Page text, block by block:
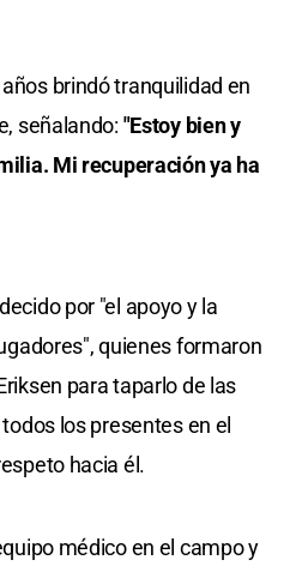
brindó tranquilidad en
señalando: "Estoy bien y
Mi recuperación ya ha
por "el apoyo y la
quienes formaron
para taparlo de las
los presentes en el
hacia él.
médico en el campo y